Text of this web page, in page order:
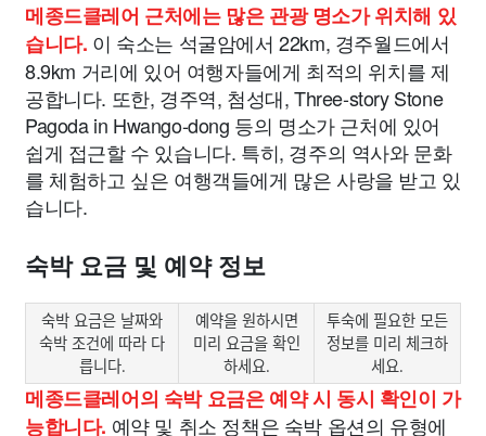
메종드클레어 근처에는 많은 관광 명소가 위치해 있
습니다. 이 숙소는 석굴암에서 22km, 경주월드에서
8.9km 거리에 있어 여행자들에게 최적의 위치를 제
공합니다. 또한, 경주역, 첨성대, Three-story Stone
Pagoda in Hwango-dong 등의 명소가 근처에 있어
쉽게 접근할 수 있습니다. 특히, 경주의 역사와 문화
를 체험하고 싶은 여행객들에게 많은 사랑을 받고 있
습니다.
숙박 요금 및 예약 정보
숙박 요금은 날짜와
숙박 조건에 따라 다
릅니다.
예약을 원하시면
미리 요금을 확인
하세요.
투숙에 필요한 모든
정보를 미리 체크하
세요.
메종드클레어의 숙박 요금은 예약 시 동시 확인이 가
능합니다. 예약 및 취소 정책은 숙박 옵션의 유형에